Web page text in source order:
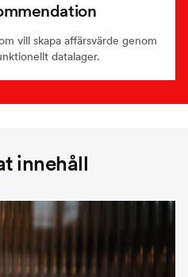
vill skapa affärsvärde genom
datalager.
innehåll